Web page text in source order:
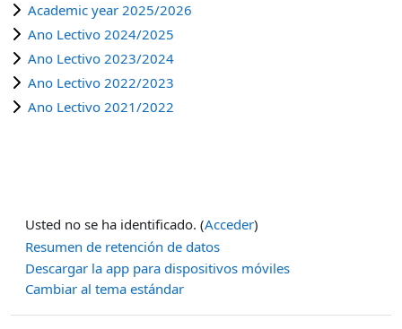
Academic year 2025/2026
Ano Lectivo 2024/2025
Ano Lectivo 2023/2024
Ano Lectivo 2022/2023
Ano Lectivo 2021/2022
Usted no se ha identificado. (Acceder)
Resumen de retención de datos
Descargar la app para dispositivos móviles
Cambiar al tema estándar